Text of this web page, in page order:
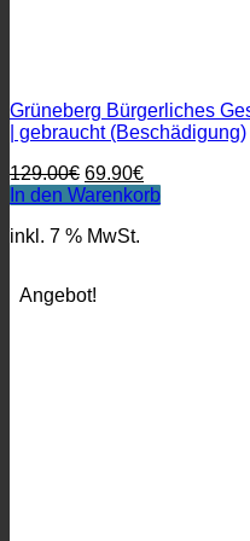
Grüneberg Bürgerliches
| gebraucht (Beschädigung)
129.00€ Ursprünglicher
Preis
129.00€
69.90€Aktueller
Preis
In den Warenkorb
inkl. 7 % MwSt.
Angebot!